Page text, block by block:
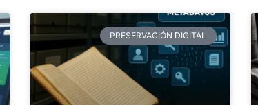
PRESERVACIÓN DIGITAL